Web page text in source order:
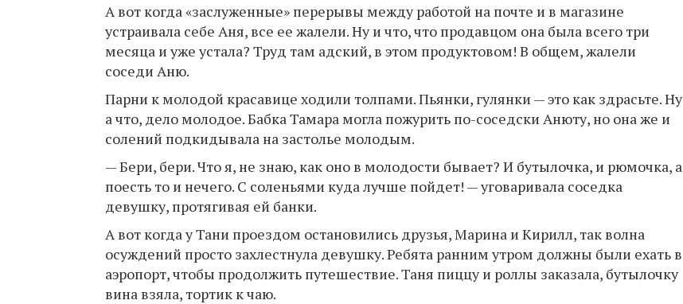
А вот когда «заслуженные» перерывы между работой на почте и в магазине
устраивала себе Аня, все ее жалели. Ну и что, что продавцом она была всего три
месяца и уже устала? Труд там адский, в этом продуктовом! В общем, жалели
соседи Аню.
Парни к молодой красавице ходили толпами. Пьянки, гулянки — это как здрасьте. Ну
а что, дело молодое. Бабка Тамара могла пожурить по-соседски Анюту, но она же и
солений подкидывала на застолье молодым.
— Бери, бери. Что я, не знаю, как оно в молодости бывает? И бутылочка, и рюмочка, а
поесть то и нечего. С соленьями куда лучше пойдет! — уговаривала соседка
девушку, протягивая ей банки.
А вот когда у Тани проездом остановились друзья, Марина и Кирилл, так волна
осуждений просто захлестнула девушку. Ребята ранним утром должны были ехать в
аэропорт, чтобы продолжить путешествие. Таня пиццу и роллы заказала, бутылочку
вина взяла, тортик к чаю.